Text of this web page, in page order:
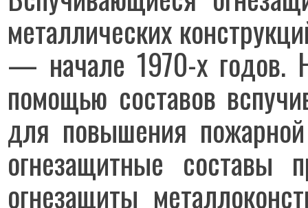
металлических
— начале 1970-х годов.
помощью составов
для повышения
огнезащитные составы
огнезащиты